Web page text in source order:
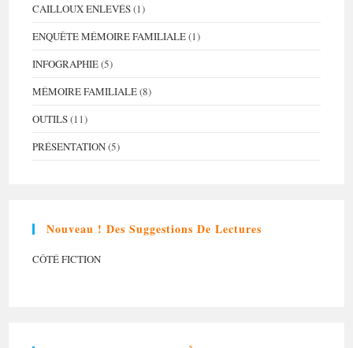
CAILLOUX ENLEVÉS(1)
ENQUÊTE MÉMOIRE FAMILIALE(1)
INFOGRAPHIE(5)
MÉMOIRE FAMILIALE(8)
OUTILS(11)
PRÉSENTATION(5)
Nouveau ! Des Suggestions De Lectures
CÔTÉ FICTION